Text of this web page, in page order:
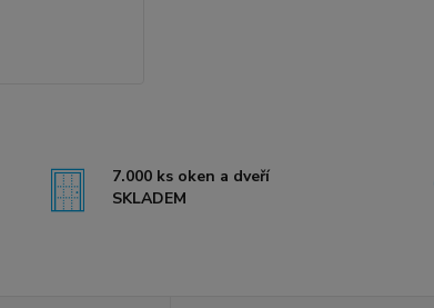
7.000 ks oken a dveří
SKLADEM